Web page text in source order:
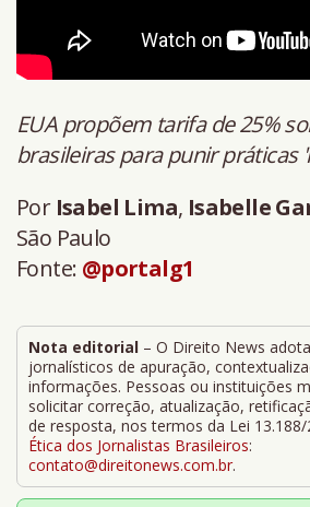
EUA propõem tarifa de 25%
brasileiras para punir práticas
Por Isabel Lima, Isabelle
São Paulo
Fonte: @portalg1
Nota editorial – O Direito News
jornalísticos de apuração,
informações. Pessoas ou instituições
solicitar correção, atualização,
de resposta, nos termos da Lei
Ética dos Jornalistas Brasileiros:
contato@direitonews.com.br.